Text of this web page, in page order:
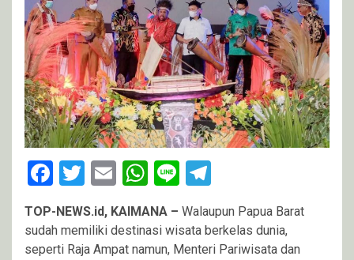
Facebook
Twitter
EmailWhatsApp
Line
TOP-NEWS.id, KAIMANA – Walaupun Papua Barat
sudah memiliki destinasi wisata berkelas dunia,
seperti Raja Ampat namun, Menteri Pariwisata dan